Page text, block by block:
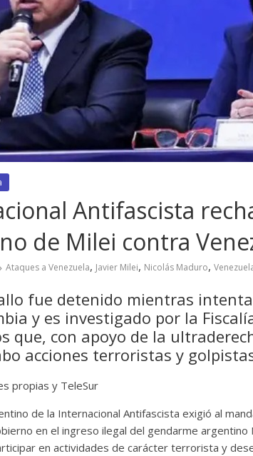
Antifascista
de Milei contra
Ataques a Venezuela, Javier Milei, Nicolás Maduro,
fue detenido mientras
y es investigado por la
que, con apoyo de la
acciones terroristas y
propias y TeleSur
de la Internacional Antifascista exigió al
en el ingreso ilegal del gendarme
en actividades de carácter terrorista y